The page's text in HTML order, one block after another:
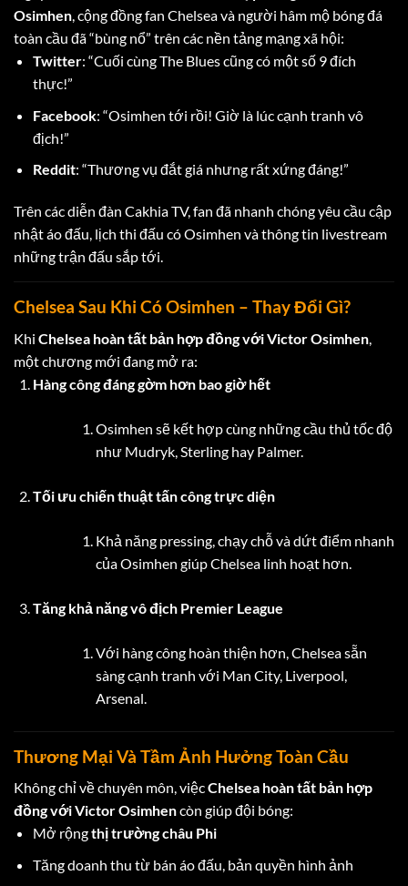
Osimhen, cộng đồng fan Chelsea và người hâm mộ bóng đá
toàn cầu đã “bùng nổ” trên các nền tảng mạng xã hội:
Twitter: “Cuối cùng The Blues cũng có một số 9 đích
thực!”
Facebook: “Osimhen tới rồi! Giờ là lúc cạnh tranh vô
địch!”
Reddit: “Thương vụ đắt giá nhưng rất xứng đáng!”
Trên các diễn đàn Cakhia TV, fan đã nhanh chóng yêu cầu cập
nhật áo đấu, lịch thi đấu có Osimhen và thông tin livestream
những trận đấu sắp tới.
Chelsea Sau Khi Có Osimhen – Thay Đổi Gì?
Khi Chelsea hoàn tất bản hợp đồng với Victor Osimhen
một chương mới đang mở ra:
Hàng công đáng gờm hơn bao giờ hết
Osimhen sẽ kết hợp cùng những cầu thủ tốc độ
như Mudryk, Sterling hay Palmer.
Tối ưu chiến thuật tấn công trực diện
Khả năng pressing, chạy chỗ và dứt điểm nhanh
của Osimhen giúp Chelsea linh hoạt hơn.
Tăng khả năng vô địch Premier League
Với hàng công hoàn thiện hơn, Chelsea sẵn
sàng cạnh tranh với Man City, Liverpool,
Arsenal.
Thương Mại Và Tầm Ảnh Hưởng Toàn Cầu
Không chỉ về chuyên môn, việcChelsea hoàn tất bản hợp
đồng với Victor Osimhencòn giúp đội bóng:
Mở rộngthị trường châu Phi
Tăng doanh thu từ bán áo đấu, bản quyền hình ảnh